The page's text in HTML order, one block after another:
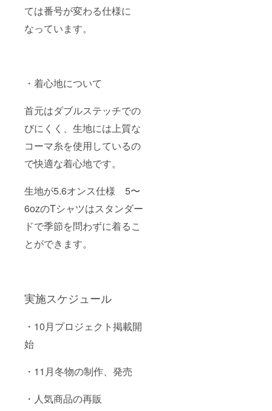
ては番号が変わる仕様に
なっています。
・着心地について
首元はダブルステッチでの
びにくく、生地には上質な
コーマ糸を使用しているの
で快適な着心地です。
生地が5.6オンス仕様 5〜
6ozのTシャツはスタンダー
ドで季節を問わずに着るこ
とができます。
実施スケジュール
・10月プロジェクト掲載開
始
・11月冬物の制作、発売
・人気商品の再販